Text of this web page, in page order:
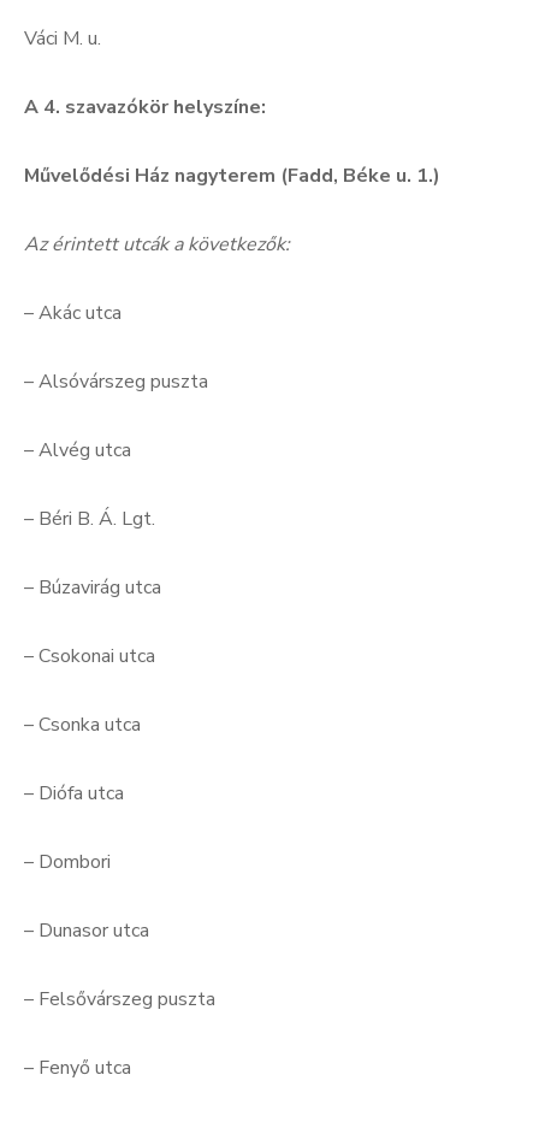
Váci M. u.
A 4. szavazókör helyszíne:
Művelődési Ház nagyterem (Fadd, Béke u. 1.)
Az érintett utcák a következők:
– Akác utca
– Alsóvárszeg puszta
– Alvég utca
– Béri B. Á. Lgt.
– Búzavirág utca
– Csokonai utca
– Csonka utca
– Diófa utca
– Dombori
– Dunasor utca
– Felsővárszeg puszta
– Fenyő utca